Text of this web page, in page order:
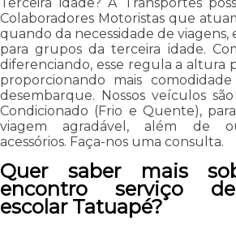
Colaboradores Motoristas que
quando da necessidade de viagens,
para grupos da terceira idade.
diferenciando, esse regula a altura
proporcionando mais
desembarque. Nossos veículos
Condicionado (Frio e Quente),
viagem agradável, além de
acessórios. Faça-nos uma consulta.
Quer saber mais
encontro serviço
escolar Tatuapé?